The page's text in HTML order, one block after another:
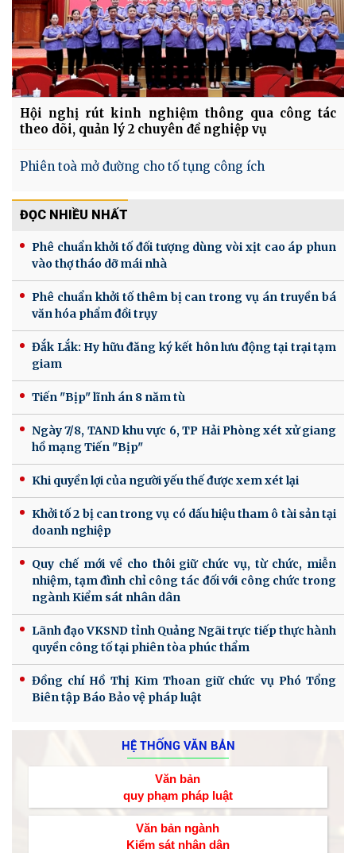
Hội nghị rút kinh nghiệm thông qua công tác
theo dõi, quản lý 2 chuyên đề nghiệp vụ
Phiên toà mở đường cho tố tụng công ích
ĐỌC NHIỀU NHẤT
Phê chuẩn khởi tố đối tượng dùng vòi xịt cao áp phun
vào thợ tháo dỡ mái nhà
Phê chuẩn khởi tố thêm bị can trong vụ án truyền bá
văn hóa phẩm đồi trụy
Đắk Lắk: Hy hữu đăng ký kết hôn lưu động tại trại tạm
giam
Tiến "Bịp" lĩnh án 8 năm tù
Ngày 7/8, TAND khu vực 6, TP Hải Phòng xét xử giang
hồ mạng Tiến "Bịp"
Khi quyền lợi của người yếu thế được xem xét lại
Khởi tố 2 bị can trong vụ có dấu hiệu tham ô tài sản tại
doanh nghiệp
Quy chế mới về cho thôi giữ chức vụ, từ chức, miễn
nhiệm, tạm đình chỉ công tác đối với công chức trong
ngành Kiểm sát nhân dân
Lãnh đạo VKSND tỉnh Quảng Ngãi trực tiếp thực hành
quyền công tố tại phiên tòa phúc thẩm
Đồng chí Hồ Thị Kim Thoan giữ chức vụ Phó Tổng
Biên tập Báo Bảo vệ pháp luật
HỆ THỐNG VĂN BẢN
Văn bản
quy phạm pháp luật
Văn bản ngành
Kiểm sát nhân dân